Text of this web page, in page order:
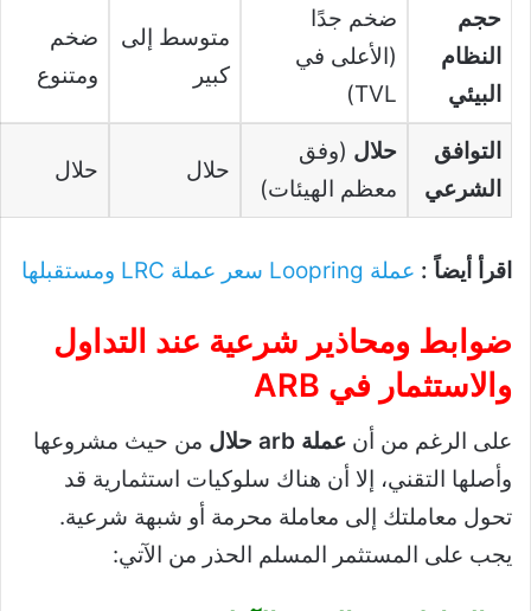
حجم
النظام
البيئي
ضخم جدًا
(الأعلى في
TVL)
متوسط إلى
كبير
ضخم
ومتنوع
التوافق
الشرعي
حلال (وفق
معظم الهيئات)
حلال حلال
اقرأ أيضاً : عملة Loopring سعر عملة LRC ومستقبلها
ضوابط ومحاذير شرعية عند التداول
والاستثمار في ARB
على الرغم من أن عملة arb حلال
من حيث مشروعها
وأصلها التقني، إلا أن هناك سلوكيات استثمارية قد
تحول معاملتك إلى معاملة محرمة أو شبهة شرعية.
يجب على المستثمر المسلم الحذر من الآتي: